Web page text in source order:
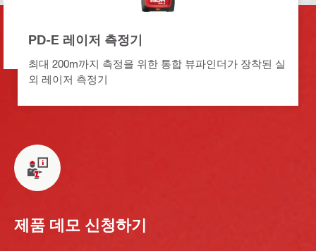
PD-E 레이저 측정기
최대 200m까지 측정을 위한 통합 뷰파인더가 장착된 실
외 레이저 측정기
제품 데모 신청하기